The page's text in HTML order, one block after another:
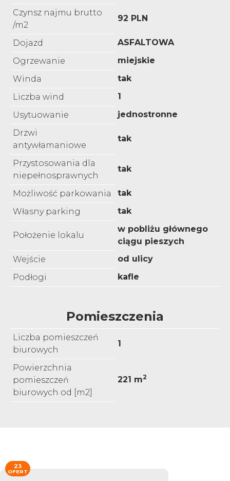
Czynsz najmu brutto
/m2
92 PLN
Dojazd
ASFALTOWA
Ogrzewanie
miejskie
Winda
tak
Liczba wind
1
Usytuowanie
jednostronne
Drzwi
antywłamaniowe
tak
Przystosowania dla
niepełnosprawnych
tak
Możliwość parkowania
tak
Własny parking
tak
Położenie lokalu
w pobliżu głównego
ciągu pieszych
Wejście
od ulicy
Podłogi
kafle
Pomieszczenia
Liczba pomieszczeń
biurowych
1
Powierzchnia
pomieszczeń
biurowych od [m2]
221 m2
23
OFERT